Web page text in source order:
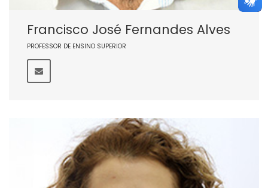
Francisco José Fernandes Alves
PROFESSOR DE ENSINO SUPERIOR